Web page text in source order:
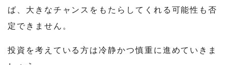
ば、大きなチャンス をもたらしてくれる可能性も否
定できません。
投資を考えている方は冷静かつ慎重に 進めていきま